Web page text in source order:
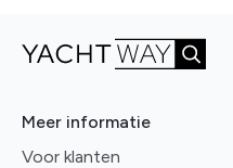
Meer informatie
Voor klanten